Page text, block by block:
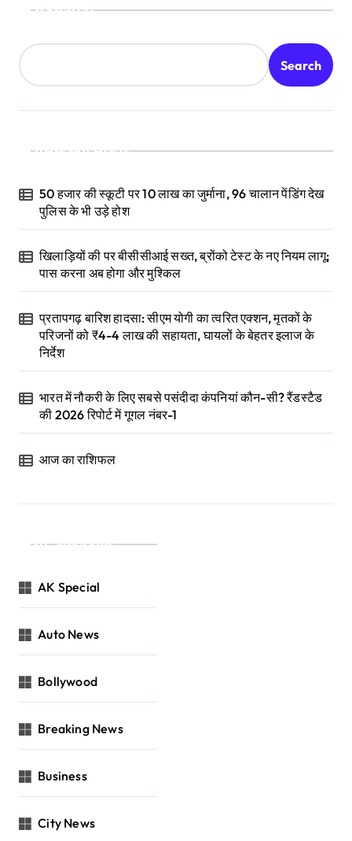
Search
Search
Recent Posts
50 हजार की स्कूटी पर 10 लाख का जुर्माना, 96 चालान पेंडिंग देख
पुलिस के भी उड़े होश
खिलाड़ियों की पर बीसीसीआई सख्त, ब्रोंको टेस्ट के नए नियम लागू;
पास करना अब होगा और मुश्किल
प्रतापगढ़ बारिश हादसा: सीएम योगी का त्वरित एक्शन, मृतकों के
परिजनों को ₹4-4 लाख की सहायता, घायलों के बेहतर इलाज के
निर्देश
भारत में नौकरी के लिए सबसे पसंदीदा कंपनियां कौन-सी? रैंडस्टैड
की 2026 रिपोर्ट में गूगल नंबर-1
आज का राशिफल
Categories
AK Special
Auto News
Bollywood
Breaking News
Business
City News